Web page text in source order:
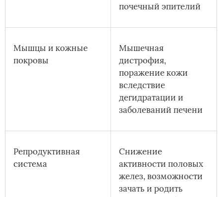
почечный эпителий
Мышцы и кожные
покровы
Мышечная
дистрофия,
поражение кожи
вследствие
дегидратации и
заболеваний печени
Репродуктивная
система
Снижение
активности половых
желез, возможности
зачать и родить